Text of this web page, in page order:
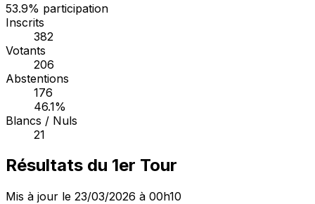
53.9% participation
Inscrits
382
Votants
206
Abstentions
176
46.1%
Blancs / Nuls
21
Résultats du 1er Tour
Mis à jour le 23/03/2026 à 00h10